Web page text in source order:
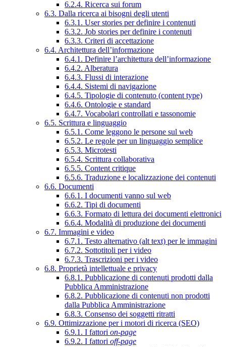
6.2.4. Ricerca sui forum
6.3. Dalla ricerca ai bisogni degli utenti
6.3.1. User stories per definire i contenuti
6.3.2. Job stories per definire i contenuti
6.3.3. Criteri di accettazione
6.4. Architettura dell’informazione
6.4.1. Definire l’architettura dell’informazione
6.4.2. Alberatura
6.4.3. Flussi di interazione
6.4.4. Sistemi di navigazione
6.4.5. Tipologie di contenuto (content type)
6.4.6. Ontologie e standard
6.4.7. Vocabolari controllati e tassonomie
6.5. Scrittura e linguaggio
6.5.1. Come leggono le persone sul web
6.5.2. Le regole per un linguaggio semplice
6.5.3. Microtesti
6.5.4. Scrittura collaborativa
6.5.5. Content critique
6.5.6. Traduzione e localizzazione dei contenuti
6.6. Documenti
6.6.1. I documenti vanno sul web
6.6.2. Tipi di documenti
6.6.3. Formato di lettura dei documenti elettronici
6.6.4. Modalità di produzione dei documenti
6.7. Immagini e video
6.7.1. Testo alternativo (alt text) per le immagini
6.7.2. Sottotitoli per i video
6.7.3. Trascrizioni per i video
6.8. Proprietà intellettuale e privacy
6.8.1. Pubblicazione di contenuti prodotti dalla
Pubblica Amministrazione
6.8.2. Pubblicazione di contenuti non prodotti
dalla Pubblica Amministrazione
6.8.3. Consenso dei soggetti ritratti
6.9. Ottimizzazione per i motori di ricerca (SEO)
6.9.1. I fattori on-page
6.9.2. I fattori off-page